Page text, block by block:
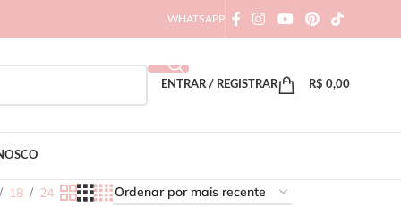
WHATSAPP
ENTRAR / REGISTRAR R$ 0,00
18 24